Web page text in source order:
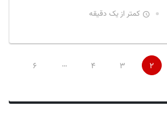
کمتر از یک دقیقه
2
3
4
…
6